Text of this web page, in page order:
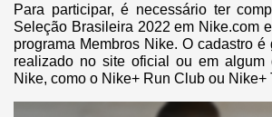
Para participar, é necessário ter
Seleção Brasileira 2022 em Nike.com
programa Membros Nike. O cadastro
realizado no site oficial ou em algum
Nike, como o Nike+ Run Club ou Nike+